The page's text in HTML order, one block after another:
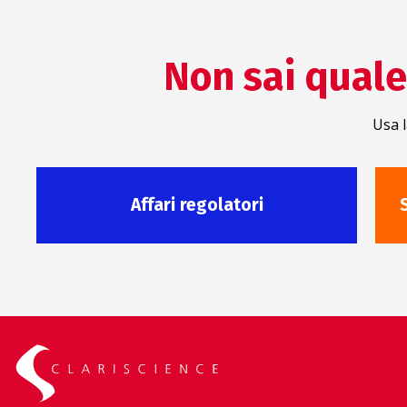
Non sai
Usa
Affari regolatori